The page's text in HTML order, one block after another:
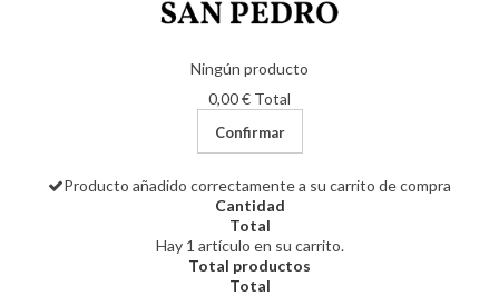
Ningún producto
0,00 € Total
Confirmar
Producto añadido correctamente a su carrito de compra
Cantidad
Total
Hay 1 artículo en su carrito.
Total productos
Total